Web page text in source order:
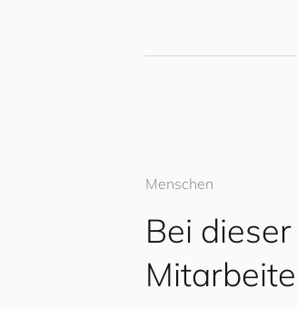
Menschen
Bei